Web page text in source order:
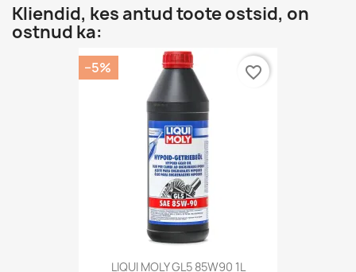
Kliendid, kes antud toote ostsid, on
ostnud ka:
LIQUI MOLY GL5 85W90 1L
−5% favorite_border